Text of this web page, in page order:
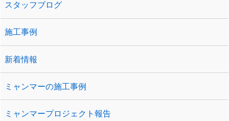
スタッフブログ
施工事例
新着情報
ミャンマーの施工事例
ミャンマープロジェクト報告